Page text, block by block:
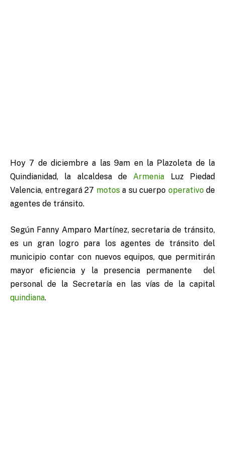
Hoy 7 de diciembre a las 9am en la Plazoleta de la
Quindianidad, la alcaldesa deArmenia Luz Piedad
Valencia, entregará 27 motos a su cuerpo operativode
agentes de tránsito.
Según Fanny Amparo Martínez, secretaria de tránsito,
es un gran logro para los agentes de tránsito del
municipio contar con nuevos equipos, que permitirán
mayor eficiencia y la presencia permanente del
personal de la Secretaría en las vías de la capital
quindiana.